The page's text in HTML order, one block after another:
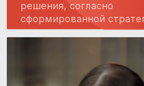
по ключевым элементам управления
бизнес-моделирование;
Обучение системному
управлению